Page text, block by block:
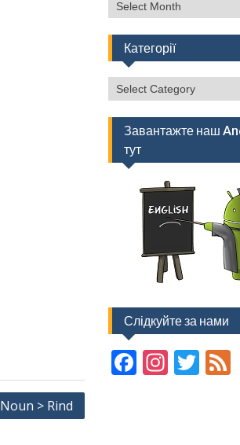
Noun > Rind
Категорії
Категорії
Завантажте наш
тут
Слідкуйте за нами
F In T F